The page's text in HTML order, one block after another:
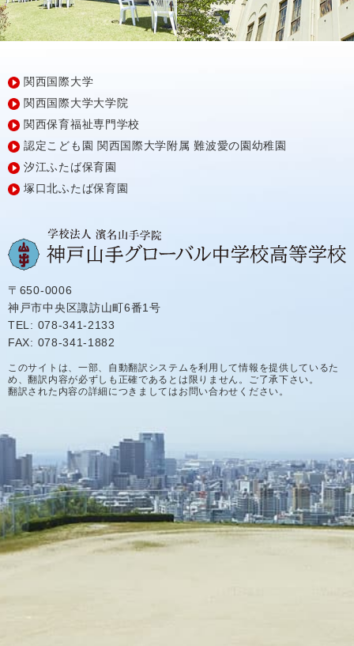
関西国際大学
関西国際大学大学院
関西保育福祉専門学校
認定こども園 関西国際大学附属 難波愛の園幼稚園
汐江ふたば保育園
塚口北ふたば保育園
〒650-0006
神戸市中央区諏訪山町6番1号
TEL: 078-341-2133
FAX: 078-341-1882
このサイトは、一部、自動翻訳システムを利用して情報を提供しているた
め、翻訳内容が必ずしも正確であるとは限りません。ご了承下さい。
翻訳された内容の詳細につきましてはお問い合わせください。